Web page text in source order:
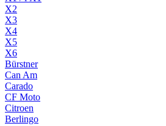
X2
X3
X4
X5
X6
Bürstner
Can Am
Carado
CF Moto
Citroen
Berlingo